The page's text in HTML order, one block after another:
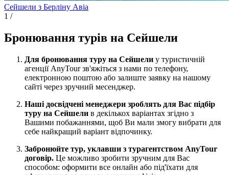
Сейшели з Берліну Авіа
1 /
Бронювання турів на Сейшели
Для бронювання туру на Сейшели у туристичній
агенції AnyTour зв'яжіться з нами по телефону,
електронною поштою або залиште заявку на нашому
сайті через зручний месенджер.
Наші досвідчені менеджери зроблять для Вас підбір
туру на Сейшели в декількох варіантах згідно з
Вашими побажаннями, щоб Ви мали змогу вибрати для
себе найкращий варіант відпочинку.
Забронюйте тур, уклавши з турагентством AnyTour
договір. Це можливо зробити зручним для Вас
способом: оформити все онлайн або під'їхати для